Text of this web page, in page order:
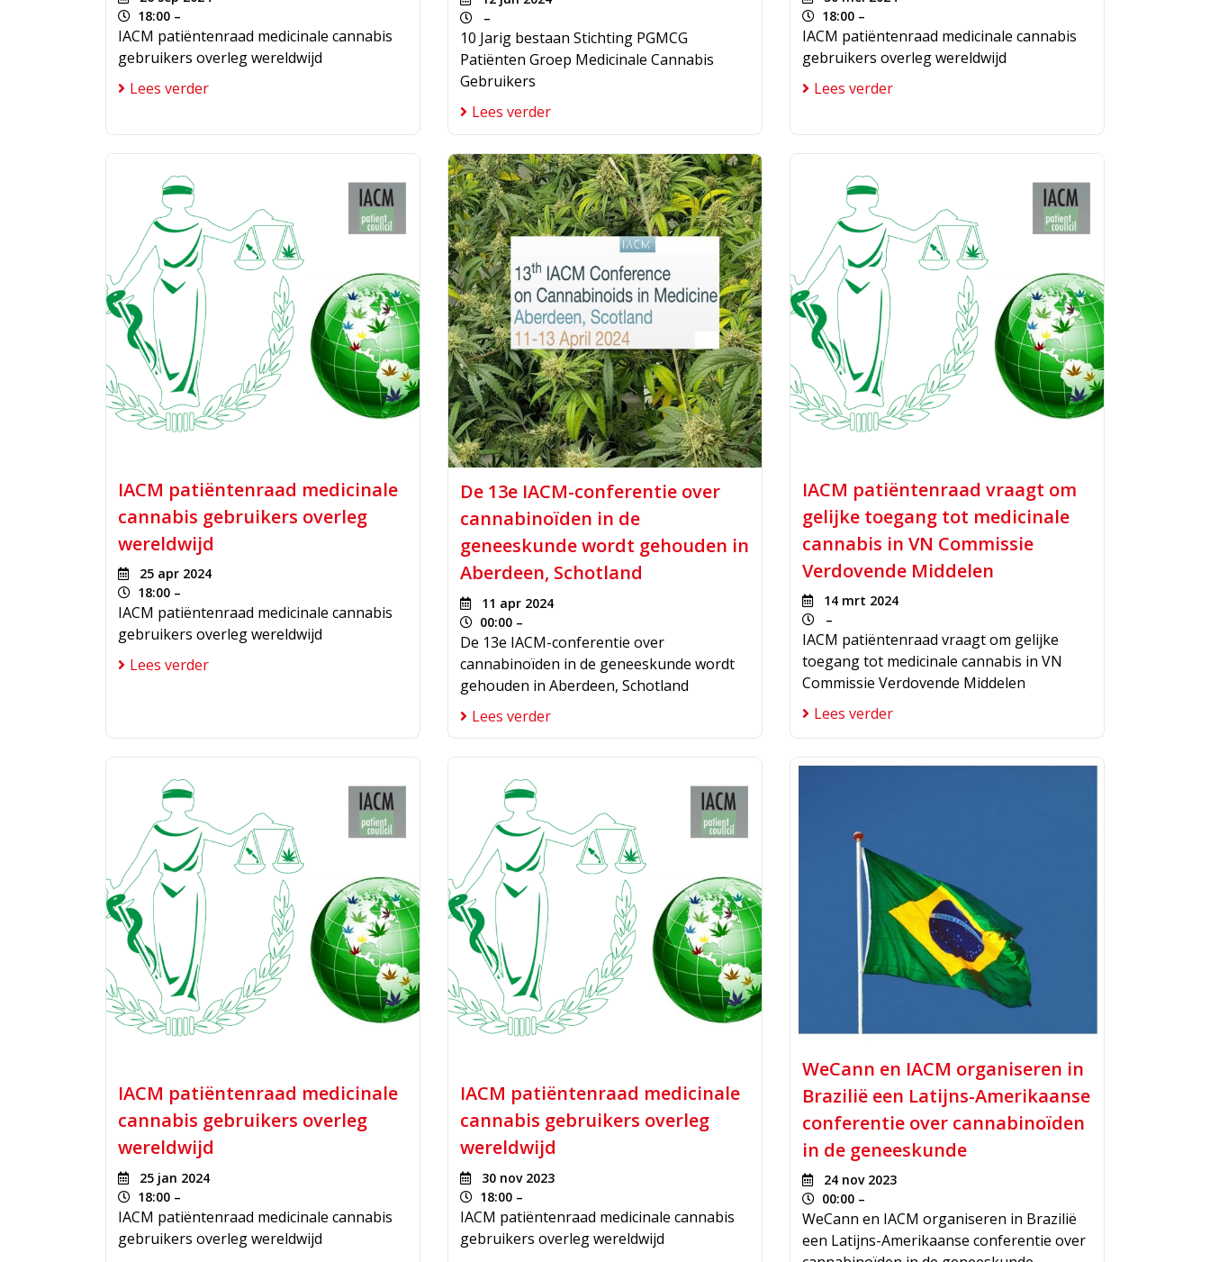
18:00 –
IACM patiëntenraad medicinale cannabis
gebruikers overleg wereldwijd
Lees verder
–
10 Jarig bestaan Stichting PGMCG
Patiënten Groep Medicinale Cannabis
Gebruikers
Lees verder
18:00 –
IACM patiëntenraad medicinale cannabis
gebruikers overleg wereldwijd
Lees verder
IACM patiëntenraad medicinale
cannabis gebruikers overleg
wereldwijd
25 apr 2024
18:00 –
IACM patiëntenraad medicinale cannabis
gebruikers overleg wereldwijd
Lees verder
De 13e IACM-conferentie over
cannabinoïden in de
geneeskunde wordt gehouden in
Aberdeen, Schotland
11 apr 2024
00:00 –
De 13e IACM-conferentie over
cannabinoïden in de geneeskunde wordt
gehouden in Aberdeen, Schotland
Lees verder
IACM patiëntenraad vraagt om
gelijke toegang tot medicinale
cannabis in VN Commissie
Verdovende Middelen
14 mrt 2024
–
IACM patiëntenraad vraagt om gelijke
toegang tot medicinale cannabis in VN
Commissie Verdovende Middelen
Lees verder
IACM patiëntenraad medicinale
cannabis gebruikers overleg
wereldwijd
25 jan 2024
18:00 –
IACM patiëntenraad medicinale cannabis
gebruikers overleg wereldwijd
IACM patiëntenraad medicinale
cannabis gebruikers overleg
wereldwijd
30 nov 2023
18:00 –
IACM patiëntenraad medicinale cannabis
gebruikers overleg wereldwijd
WeCann en IACM organiseren in
Brazilië een Latijns-Amerikaanse
conferentie over cannabinoïden
in de geneeskunde
24 nov 2023
00:00 –
WeCann en IACM organiseren in Brazilië
een Latijns-Amerikaanse conferentie over